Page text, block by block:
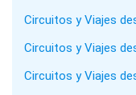
Circuitos y Viajes
Circuitos y Viajes
Circuitos y Viajes